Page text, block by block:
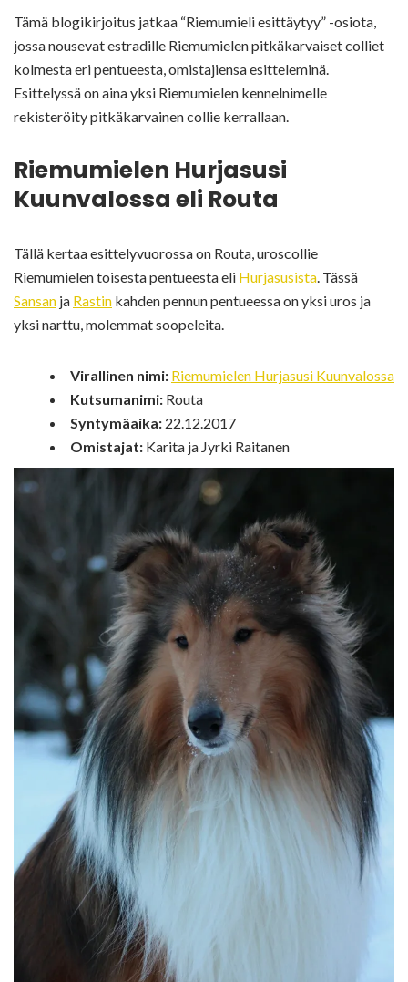
Tämä blogikirjoitus jatkaa “Riemumieli esittäytyy” -osiota,
jossa nousevat estradille Riemumielen pitkäkarvaiset colliet
kolmesta eri pentueesta, omistajiensa esitteleminä.
Esittelyssä on aina yksi Riemumielen kennelnimelle
rekisteröity pitkäkarvainen collie kerrallaan.
Riemumielen Hurjasusi
Kuunvalossa eli Routa
Tällä kertaa esittelyvuorossa on Routa, uroscollie
Riemumielen toisesta pentueesta eli Hurjasusista. Tässä
Sansan ja Rastin kahden pennun pentueessa on yksi uros ja
yksi narttu, molemmat soopeleita.
Virallinen nimi: Riemumielen Hurjasusi Kuunvalossa
Kutsumanimi: Routa
Syntymäaika: 22.12.2017
Omistajat: Karita ja Jyrki Raitanen